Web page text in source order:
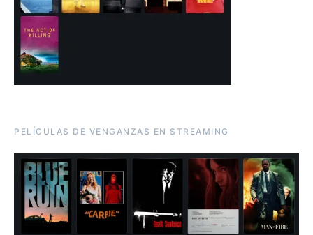
PELÍCULAS DE VENGANZAS EN STREAMING